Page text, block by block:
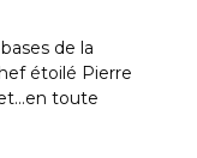
de la
étoilé Pierre
toute